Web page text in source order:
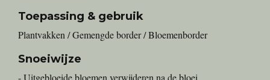
Toepassing & gebruik
Plantvakken / Gemengde border / Bloemenborder
Snoeiwijze
- Uitgebloeide bloemen verwijderen na de bloei